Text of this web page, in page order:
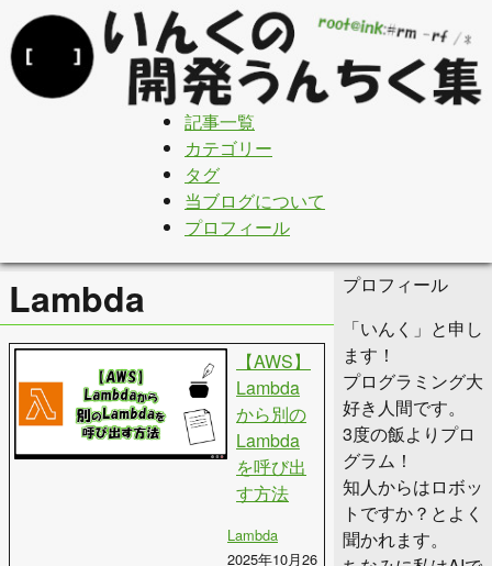
記事一覧
カテゴリー
タグ
当ブログについて
プロフィール
Lambda
【AWS】
Lambda
から別の
Lambda
を呼び出
す方法
Lambda
2025年10月26
プロフィール
「いんく」と申し
ます！
プログラミング大
好き人間です。
3度の飯よりプロ
グラム！
知人からはロボッ
トですか？とよく
聞かれます。